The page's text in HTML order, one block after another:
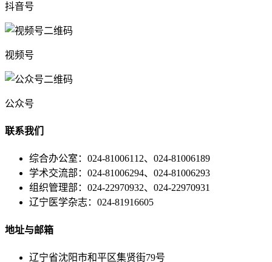
抖音号
视频号
公众号
联系我们
综合办公室：024-81006112、024-81006189
学术交流部：024-81006294、024-81006293
组织管理部：024-22970932、024-22970931
辽宁医学杂志：024-81916605
地址与邮箱
辽宁省沈阳市和平区集贤街79号